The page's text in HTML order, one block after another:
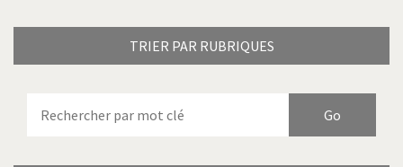
TRIER PAR RUBRIQUES
Bienvenue en Italie